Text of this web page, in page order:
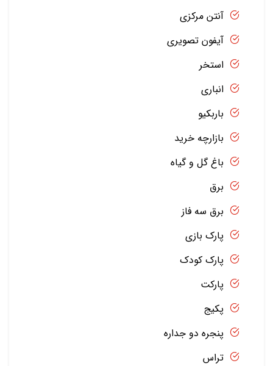
آنتن مرکزی
آیفون تصویری
استخر
انباری
باربکیو
بازارچه خرید
باغ گل و گیاه
برق
برق سه فاز
پارک بازی
پارک کودک
پارکت
پکیج
پنجره دو جداره
تراس